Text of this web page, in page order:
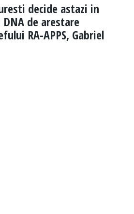
decide astazi in
de arestare
RA-APPS, Gabriel